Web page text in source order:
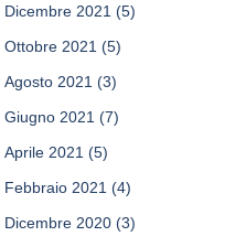
Dicembre 2021 (5)
Ottobre 2021 (5)
Agosto 2021 (3)
Giugno 2021 (7)
Aprile 2021 (5)
Febbraio 2021 (4)
Dicembre 2020 (3)